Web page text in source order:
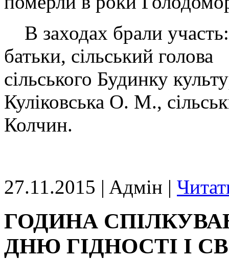
В заходах брали
батьки, сільський
сільського Будинку
Куліковська О. М.,
Колчин.
27.11.2015 | Aдмін |
ГОДИНА
ДНЮ ГІДНОСТІ І